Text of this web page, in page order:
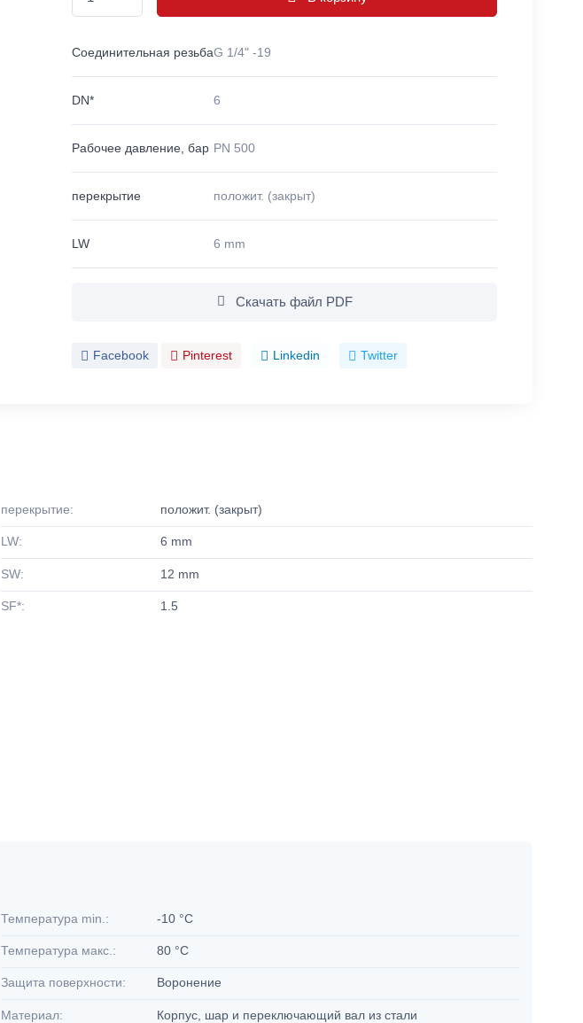
Соединительная резьбаG 1/4" -19
DN* 6
Рабочее давление, бар PN 500
перекрытие положит. (закрыт)
LW 6 mm
Скачать файл PDF
Facebook Pinterest Linkedin Twitter
перекрытие: положит. (закрыт)
LW: 6 mm
SW: 12 mm
SF*: 1.5
Температура min.: -10 °C
Температура макс.: 80 °C
Защита поверхности: Воронение
Материал:
Корпус, шар и переключающий вал из стали